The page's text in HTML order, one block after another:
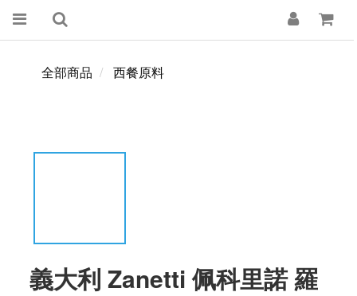
全部商品 西餐原料
義大利 Zanetti 佩科里諾 羅